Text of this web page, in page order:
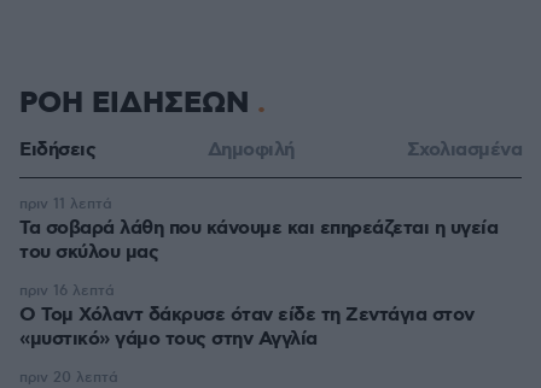
ΡΟΗ ΕΙΔΗΣΕΩΝ
Ειδήσεις Δημοφιλή Σχολιασμένα
Τα σοβαρά λάθη που κάνουμε και επηρεάζεται η υγεία
του σκύλου μας
πριν 11 λεπτά
Ο Τομ Χόλαντ δάκρυσε όταν είδε τη Ζεντάγια στον
«μυστικό» γάμο τους στην Αγγλία
πριν 16 λεπτά
πριν 20 λεπτά